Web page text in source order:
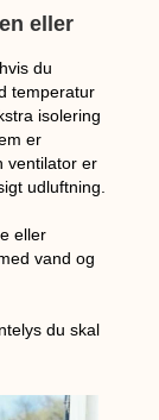
eller
du
temperatur
isolering
er
ventilator er
udluftning.
eller
vand og
du skal